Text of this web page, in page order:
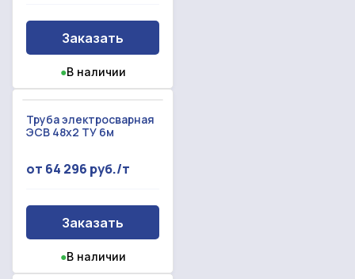
Заказать
●В наличии
Труба электросварная
ЭСВ 48х2 ТУ 6м
от 64 296 руб./т
Заказать
●В наличии